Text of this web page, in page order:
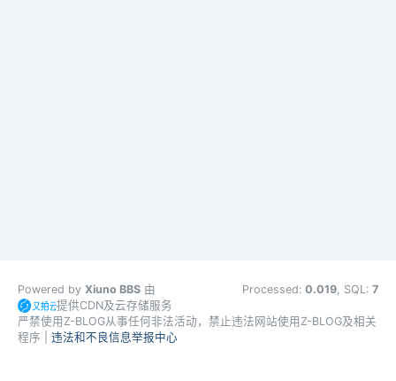
Powered by Xiuno BBS 由
提供CDN及云存储服务
Processed: 0.019, SQL: 7
严禁使用Z-BLOG从事任何非法活动，禁止违法网站使用Z-BLOG及相关
程序 | 违法和不良信息举报中心